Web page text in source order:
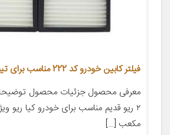
فیلتر کابین خودرو کد 222 مناسب برای تیبا و ریو
معرفی محصول جزئیات محصول
۲ ریو قدیم مناسب برای خودرو کیا ریو
مکعب […]